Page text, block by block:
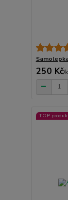
250 Kč/
TOP